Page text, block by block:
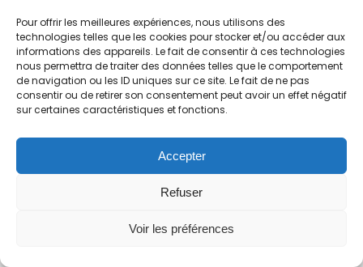
Pour offrir les meilleures expériences, nous utilisons des
technologies telles que les cookies pour stocker et/ou accéder aux
informations des appareils. Le fait de consentir à ces technologies
nous permettra de traiter des données telles que le comportement
de navigation ou les ID uniques sur ce site. Le fait de ne pas
consentir ou de retirer son consentement peut avoir un effet négatif
sur certaines caractéristiques et fonctions.
Accepter
Refuser
Voir les préférences
© TAT Transport & Logistics - 2024. All rights reserved par
BOX Community
Previously used menu 17